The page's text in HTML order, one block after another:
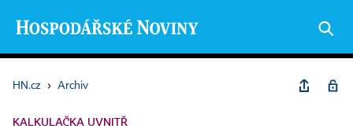
HN.cz › Archiv
KALKULAČKA UVNITŘ